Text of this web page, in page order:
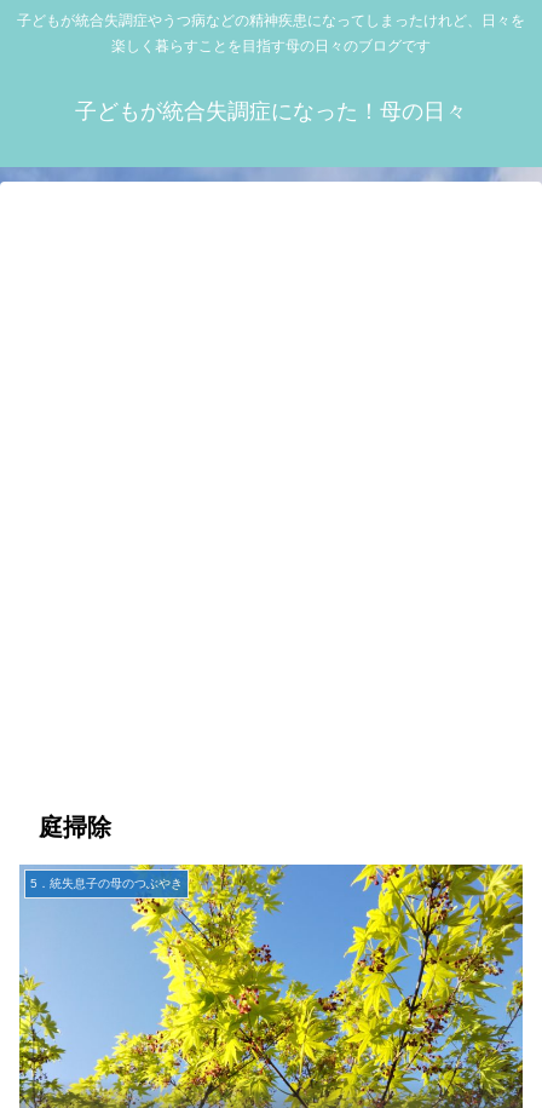
子どもが統合失調症やうつ病などの精神疾患になってしまったけれど、日々を
楽しく暮らすことを目指す母の日々のブログです
子どもが統合失調症になった！母の日々
庭掃除
5．統失息子の母のつぶやき